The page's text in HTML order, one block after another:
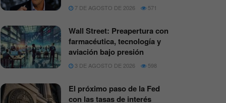
7 DE AGOSTO DE 2026 571
Wall Street: Preapertura con
farmacéutica, tecnología y
aviación bajo presión
3 DE AGOSTO DE 2026 598
El próximo paso de la Fed
con las tasas de interés